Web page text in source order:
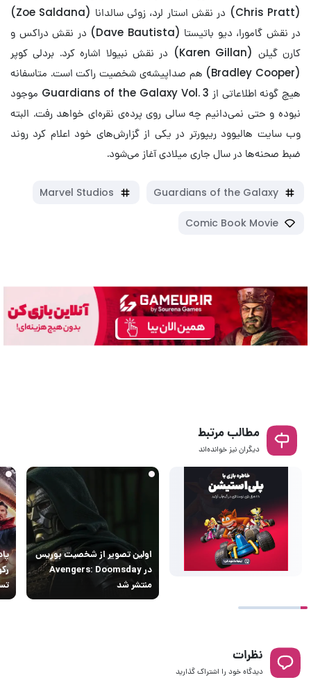
(Chris Pratt) در نقش استار لرد، زوئی سالدانا (Zoe Saldana)
در نقش گامورا، دیو باتیستا (Dave Bautista) در نقش دراکس و
کارن گیلن (Karen Gillan) در نقش نبیولا اشاره کرد. بردلی کوپر
(Bradley Cooper) هم صداپیشه‌ی شخصیت راکت است. متاسفانه
هیچ گونه اطلاعاتی از Guardians of the Galaxy Vol. 3 موجود
نبوده و حتی نمی‌دانیم چه سالی روی پرده‌ی نقره‌ای خواهد رفت. البته
وب سایت هالیوود ریپورتر در یکی از گزارش‌های خود اعلام کرد روند
ضبط صحنه‌ها در سال جاری میلادی آغاز می‌شود.
Guardians of the Galaxy
Marvel Studios
Comic Book Movie
مطالب مرتبط
دیگران نیز خوانده‌اند
اولین تصویر از شخصیت بوریس
در Avengers: Doomsday
منتشر شد
نظرات
دیدگاه خود را اشتراک گذارید